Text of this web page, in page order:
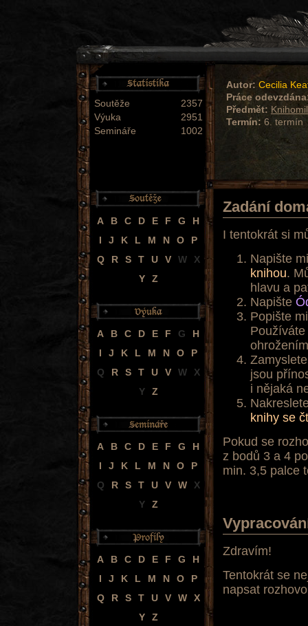
Soutěže
2357
Výuka
2951
Semináře
1002
Autor: Cecilia
Práce
Předmět:
Termín: 6. termín
Zadání
I tentokrát si
Napište
knihou.
hlavu a
Napište
Popište
jsou
i nějaká
knihy se
Pokud se
z bodů 3 a 4
min. 3,5 palce
Zdravím!
Tentokrát se
napsat
A B C D E F G
H
I
J K L M N O
P
Q
R S T U V W
X
Y
Z
A B C D E F G
H
I
J K L M N O
P
Q
R S T U V W
X
Y
Z
A B C D E F G
H
I
J K L M N O
P
Q
R S T U V W
X
Y
Z
A B C D E F G
H
I
J K L M N O
P
Q
R S T U V W
X
Y
Z